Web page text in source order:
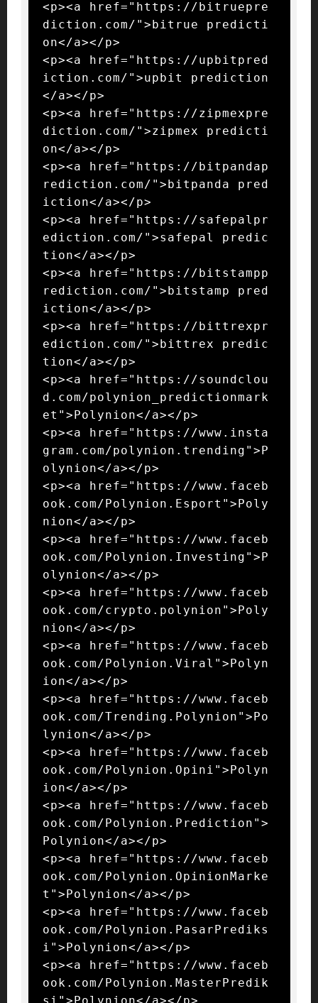
<p><a href="https://bitruepre
diction.com/">bitrue predicti
on</a></p>
<p><a href="https://upbitpred
iction.com/">upbit prediction
</a></p>
<p><a href="https://zipmexpre
diction.com/">zipmex predicti
on</a></p>
<p><a href="https://bitpandap
rediction.com/">bitpanda pred
iction</a></p>
<p><a href="https://safepalpr
ediction.com/">safepal predic
tion</a></p>
<p><a href="https://bitstampp
rediction.com/">bitstamp pred
iction</a></p>
<p><a href="https://bittrexpr
ediction.com/">bittrex predic
tion</a></p>
<p><a href="https://soundclou
d.com/polynion_predictionmark
et">Polynion</a></p>
<p><a href="https://www.insta
gram.com/polynion.trending">P
olynion</a></p>
<p><a href="https://www.faceb
ook.com/Polynion.Esport">Poly
nion</a></p>
<p><a href="https://www.faceb
ook.com/Polynion.Investing">P
olynion</a></p>
<p><a href="https://www.faceb
ook.com/crypto.polynion">Poly
nion</a></p>
<p><a href="https://www.faceb
ook.com/Polynion.Viral">Polyn
ion</a></p>
<p><a href="https://www.faceb
ook.com/Trending.Polynion">Po
lynion</a></p>
<p><a href="https://www.faceb
ook.com/Polynion.Opini">Polyn
ion</a></p>
<p><a href="https://www.faceb
ook.com/Polynion.Prediction">
Polynion</a></p>
<p><a href="https://www.faceb
ook.com/Polynion.OpinionMarke
t">Polynion</a></p>
<p><a href="https://www.faceb
ook.com/Polynion.PasarPrediks
i">Polynion</a></p>
<p><a href="https://www.faceb
ook.com/Polynion.MasterPredik